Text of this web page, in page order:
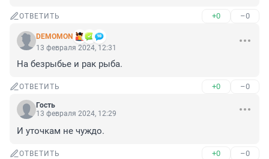
ОТВЕТИТЬ +0 –0
DEMOMON
13 февраля 2024, 12:31
На безрыбье и рак рыба.
ОТВЕТИТЬ +0 –0
Гость
13 февраля 2024, 12:29
И уточкам не чуждо.
ОТВЕТИТЬ +0 –0